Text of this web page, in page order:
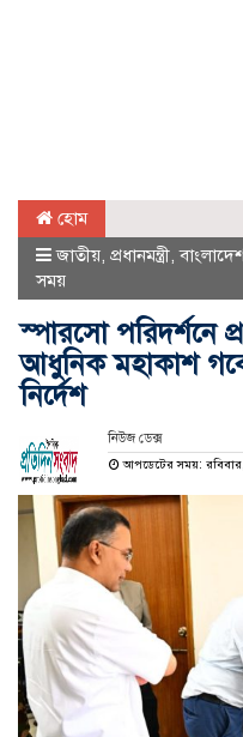
হোম
জাতীয় প্রধানমন্ত্রী ,
সময়
স্পারসো পরিদর্শনে
আধুনিক মহাকাশ
নির্দেশ
নিউজ ডেক্স
আপডেটের সময়: